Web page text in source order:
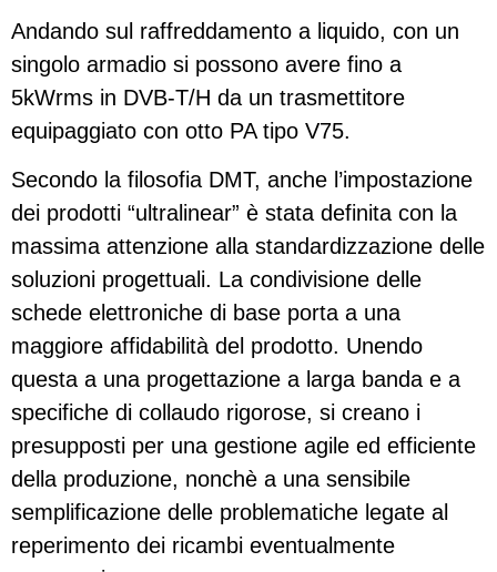
Andando sul raffreddamento a liquido, con un
singolo armadio si possono avere fino a
5kWrms in DVB-T/H da un trasmettitore
equipaggiato con otto PA tipo V75.
Secondo la filosofia DMT, anche l’impostazione
dei prodotti “ultralinear” è stata definita con la
massima attenzione alla standardizzazione delle
soluzioni progettuali. La condivisione delle
schede elettroniche di base porta a una
maggiore affidabilità del prodotto. Unendo
questa a una progettazione a larga banda e a
specifiche di collaudo rigorose, si creano i
presupposti per una gestione agile ed efficiente
della produzione, nonchè a una sensibile
semplificazione delle problematiche legate al
reperimento dei ricambi eventualmente